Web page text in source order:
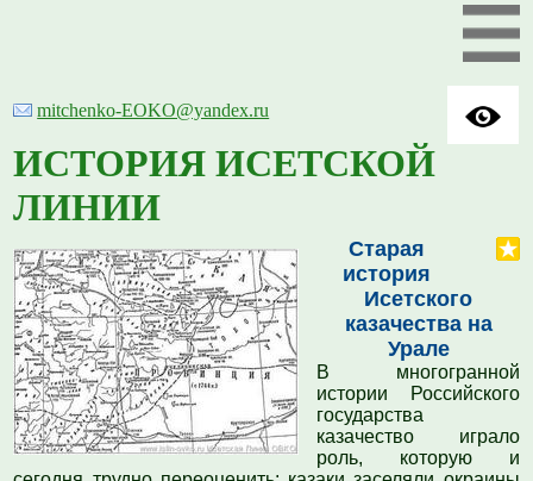
mitchenko-EOKO@yandex.ru
ИСТОРИЯ ИСЕТСКОЙ
ЛИНИИ
Старая
история
Исетского
казачества на
Урале
В многогранной
истории Российского
государства
казачество играло
роль, которую и